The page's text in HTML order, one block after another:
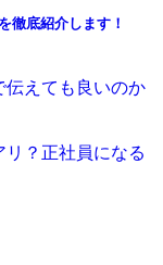
徹底紹介します！
えても良いのか
？正社員になる